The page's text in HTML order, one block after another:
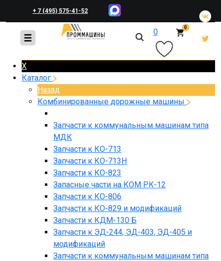
+ 7 (495) 575-41-52
+ 7 (495) 648-45-83 0 0
X
Каталог
Назад
Комбинированные дорожные машины
Запчасти к коммунальным машинам типа
МДК
Запчасти к КО-713
Запчасти к КО-713Н
Запчасти к КО-823
Запасные части на КОМ РК-12
Запчасти к КО-806
Запчасти к КО-829 и модификаций
Запчасти к КДМ-130 Б
Запчасти к ЭД-244, ЭД-403, ЭД-405 и
модификаций
Запчасти к коммунальным машинам типа